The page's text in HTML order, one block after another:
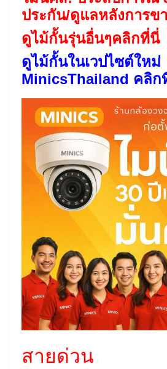
ประกัน/ดูแลหลังการข
ดูไม้กั้นรุ่นอื่นๆคลิกที่นี่
ดูไม้กั้นในเวปไซต์ใหม่
MinicsThailand คลิก
สายด่วน